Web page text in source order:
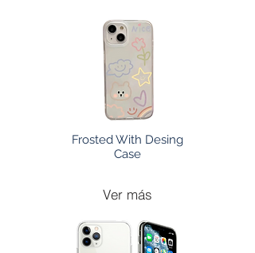
Frosted With Desing
Case
Ver más